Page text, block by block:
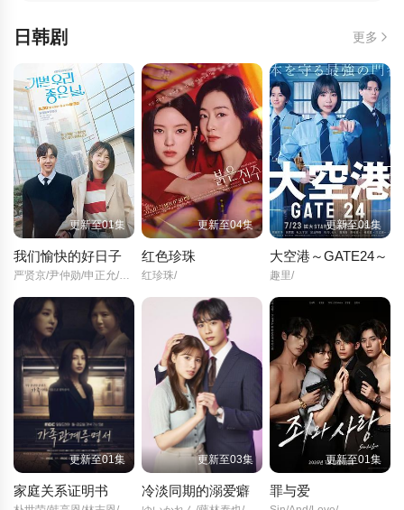
日韩剧 更多
更新至01集
我们愉快的好日子
严贤京/尹仲勋/申正允/尹多英/金惠玉/鲜于在德/尹多勋/文喜京/李商淑/郑孝彬/李家豪/郑永琡/
更新至04集
红色珍珠
红珍珠/
更新至01集
大空港～GATE24～
趣里/
更新至01集
家庭关系证明书
更新至03集
冷淡同期的溺爱癖
更新至01集
罪与爱